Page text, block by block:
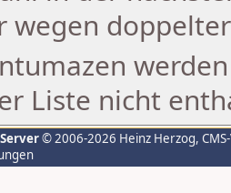
wegen
Liste nicht
© 2006-2026 Heinz Herzog,